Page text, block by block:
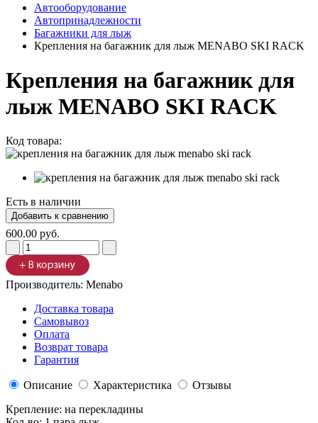
Автооборудование
Автопринадлежности
Багажники для лыж
Крепления на багажник для лыж MENABO SKI RACK
Крепления на багажник для
лыж MENABO SKI RACK
Код товара:
Есть в наличии
600.00 руб.
Производитель: Menabo
Доставка товара
Самовывоз
Оплата
Возврат товара
Гарантия
Описание Характеристика
Отзывы
Крепление: на перекладины